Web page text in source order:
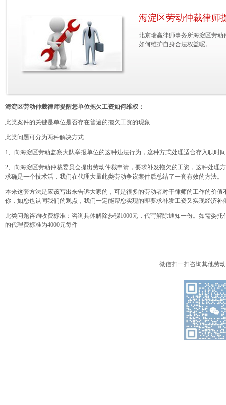
海淀区劳动仲裁律师
北京瑞赢律师事务所海淀区劳
如何维护自身合法权益呢。
海淀区劳动仲裁律师提醒您单位拖欠工资如何维权：
此类案件的关键是单位是否存在普遍的拖欠工资的现象
此类问题可分为两种解决方式
1、向海淀区劳动监察大队举报单位的这种违法行为，这种方式处理适合存入职时
2、向海淀区劳动仲裁委员会提出劳动仲裁申请，要求补发拖欠的工资，这种处
求确是一个技术活，我们在代理大量此类劳动争议案件后总结了一套有效的方法。
本来这套方法是应该写出来告诉大家的，可是很多的劳动者对于律师的工作的价
你，如您也认同我们的观点，我们一定能帮您实现的即要求补发工资又实现经济
此类问题咨询收费标准：咨询具体解除步骤1000元，代写解除通知一份。如需委
的代理费标准为4000元每件
微信扫一扫咨询其他劳